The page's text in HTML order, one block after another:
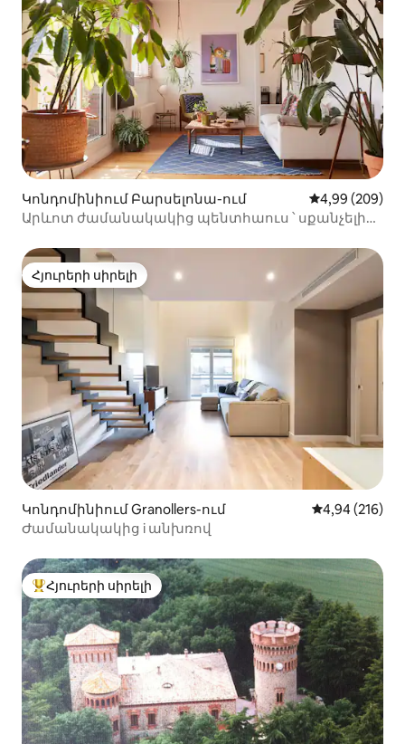
Կոնդոմինիում Բարսելոնա-ում Միջին
4,99 (209)
Արևոտ ժամանակակից պենտհաուս ՝ սքանչելի
Հյուրերի սիրելի
Հյուրերի սիրելի
Կոնդոմինիում Granollers-ում Միջին
4,94 (216)
Ժամանակակից i անխռով
Հյուրերի սիրելի լավագույն տները
Հյուրերի սիրելի